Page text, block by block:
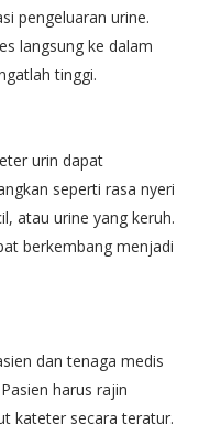
pengeluaran urine.
langsung ke dalam
tinggi.
urin dapat
seperti rasa nyeri
atau urine yang keruh.
berkembang menjadi
dan tenaga medis
harus rajin
kateter secara teratur.